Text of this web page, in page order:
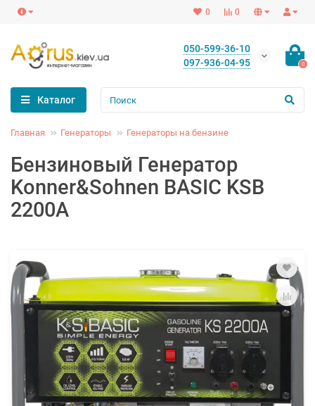
0
0
050-599-36-10
097-936-04-95
0
Каталог
Главная Генераторы Генераторы на бензине
Бензиновый Генератор
Konner&Sohnen BASIC KSB
2200A